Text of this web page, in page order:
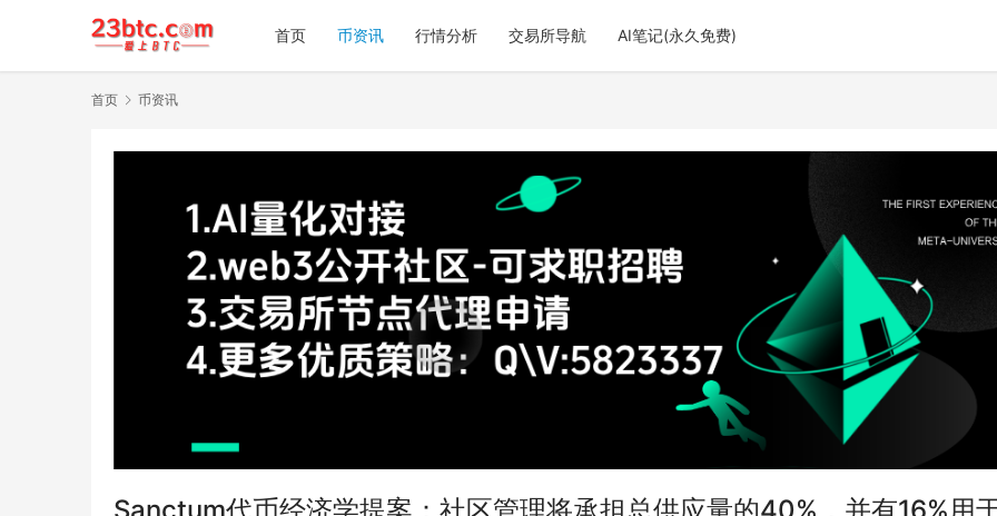
首页 币资讯 行情分析 交易所导航 AI笔记(永久免费)
首页 币资讯
Sanctum代币经济学提案：社区管理将承担总供应量的40%，并有16%用